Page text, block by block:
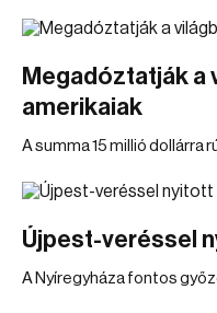
Megadóztatják a
amerikaiak
A summa 15 millió dollárra
Újpest-veréssel
A Nyíregyháza fontos